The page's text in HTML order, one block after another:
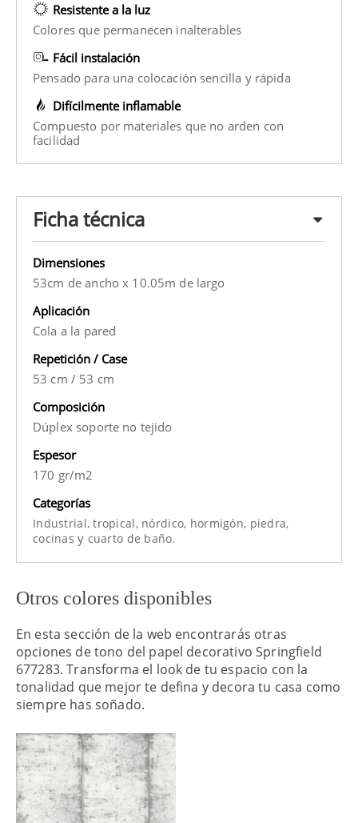
Resistente a la luz
Colores que permanecen inalterables
Fácil instalación
Pensado para una colocación sencilla y rápida
Difícilmente inflamable
Compuesto por materiales que no arden con
facilidad
Ficha técnica
Dimensiones
53cm de ancho x 10.05m de largo
Aplicación
Cola a la pared
Repetición / Case
53 cm / 53 cm
Composición
Dúplex soporte no tejido
Espesor
170 gr/m2
Categorías
Industrial,tropical, nórdico, hormigón, piedra,
cocinasy cuarto de baño.
Otros colores disponibles
En esta sección de la web encontrarás otras
opciones de tono del papel decorativo Springfield
677283. Transforma el look de tu espacio con la
tonalidad que mejor te defina y decora tu casa como
siempre has soñado.